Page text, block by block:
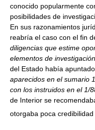
conocido popularmente
posibilidades de
En sus razonamientos
reabría el caso con el fin
diligencias que estime
elementos de
del Estado había
aparecidos en el sumario
con los instruidos en el 1/
de Interior se
otorgaba poca